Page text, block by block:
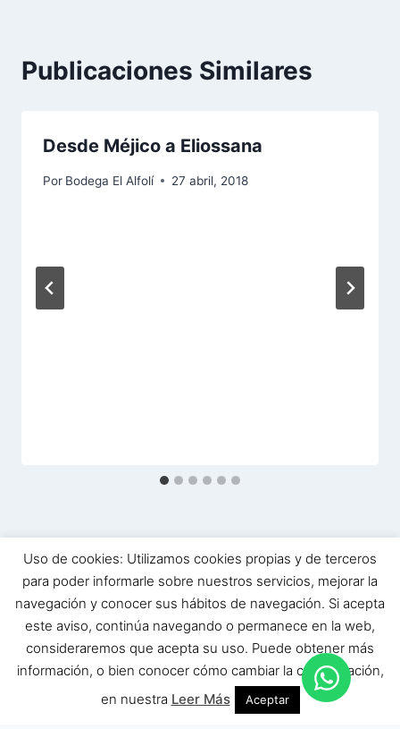
Publicaciones Similares
Desde Méjico a Eliossana
Por Bodega El Alfolí 27 abril, 2018
© 2026 Museo Bodega El Alfolí | Hecho
con ❤️ byredeswebs.com
Uso de cookies: Utilizamos cookies propias y de terceros
para poder informarle sobre nuestros servicios, mejorar la
navegación y conocer sus hábitos de navegación. Si acepta
este aviso, continúa navegando o permanece en la web,
consideraremos que acepta su uso. Puede obtener más
información, o bien conocer cómo cambiar la configuración,
en nuestra Leer Más Aceptar